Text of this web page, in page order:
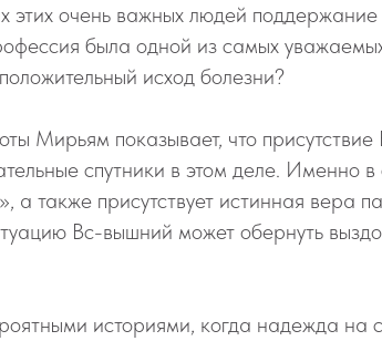
очень важных людей
была одной из самых
исход болезни?
Мирьям показывает, что
спутники в этом деле. Именно
а также присутствует истинная вера
Вс-вышний может обернуть
историями, когда надежда на